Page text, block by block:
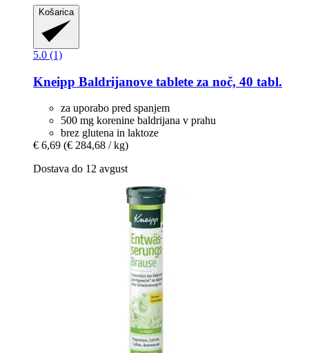
Košarica
5.0 (1)
Kneipp Baldrijanove tablete za noč, 40 tabl.
za uporabo pred spanjem
500 mg korenine baldrijana v prahu
brez glutena in laktoze
€ 6,69 (€ 284,68 / kg)
Dostava do 12 avgust